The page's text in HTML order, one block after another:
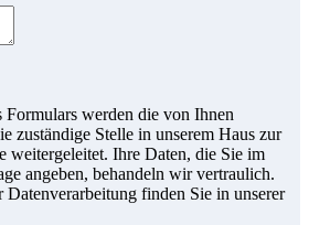
Formulars werden die von Ihnen
zuständige Stelle in unserem Haus zur
weitergeleitet. Ihre Daten, die Sie im
angeben, behandeln wir vertraulich.
finden Sie in unserer